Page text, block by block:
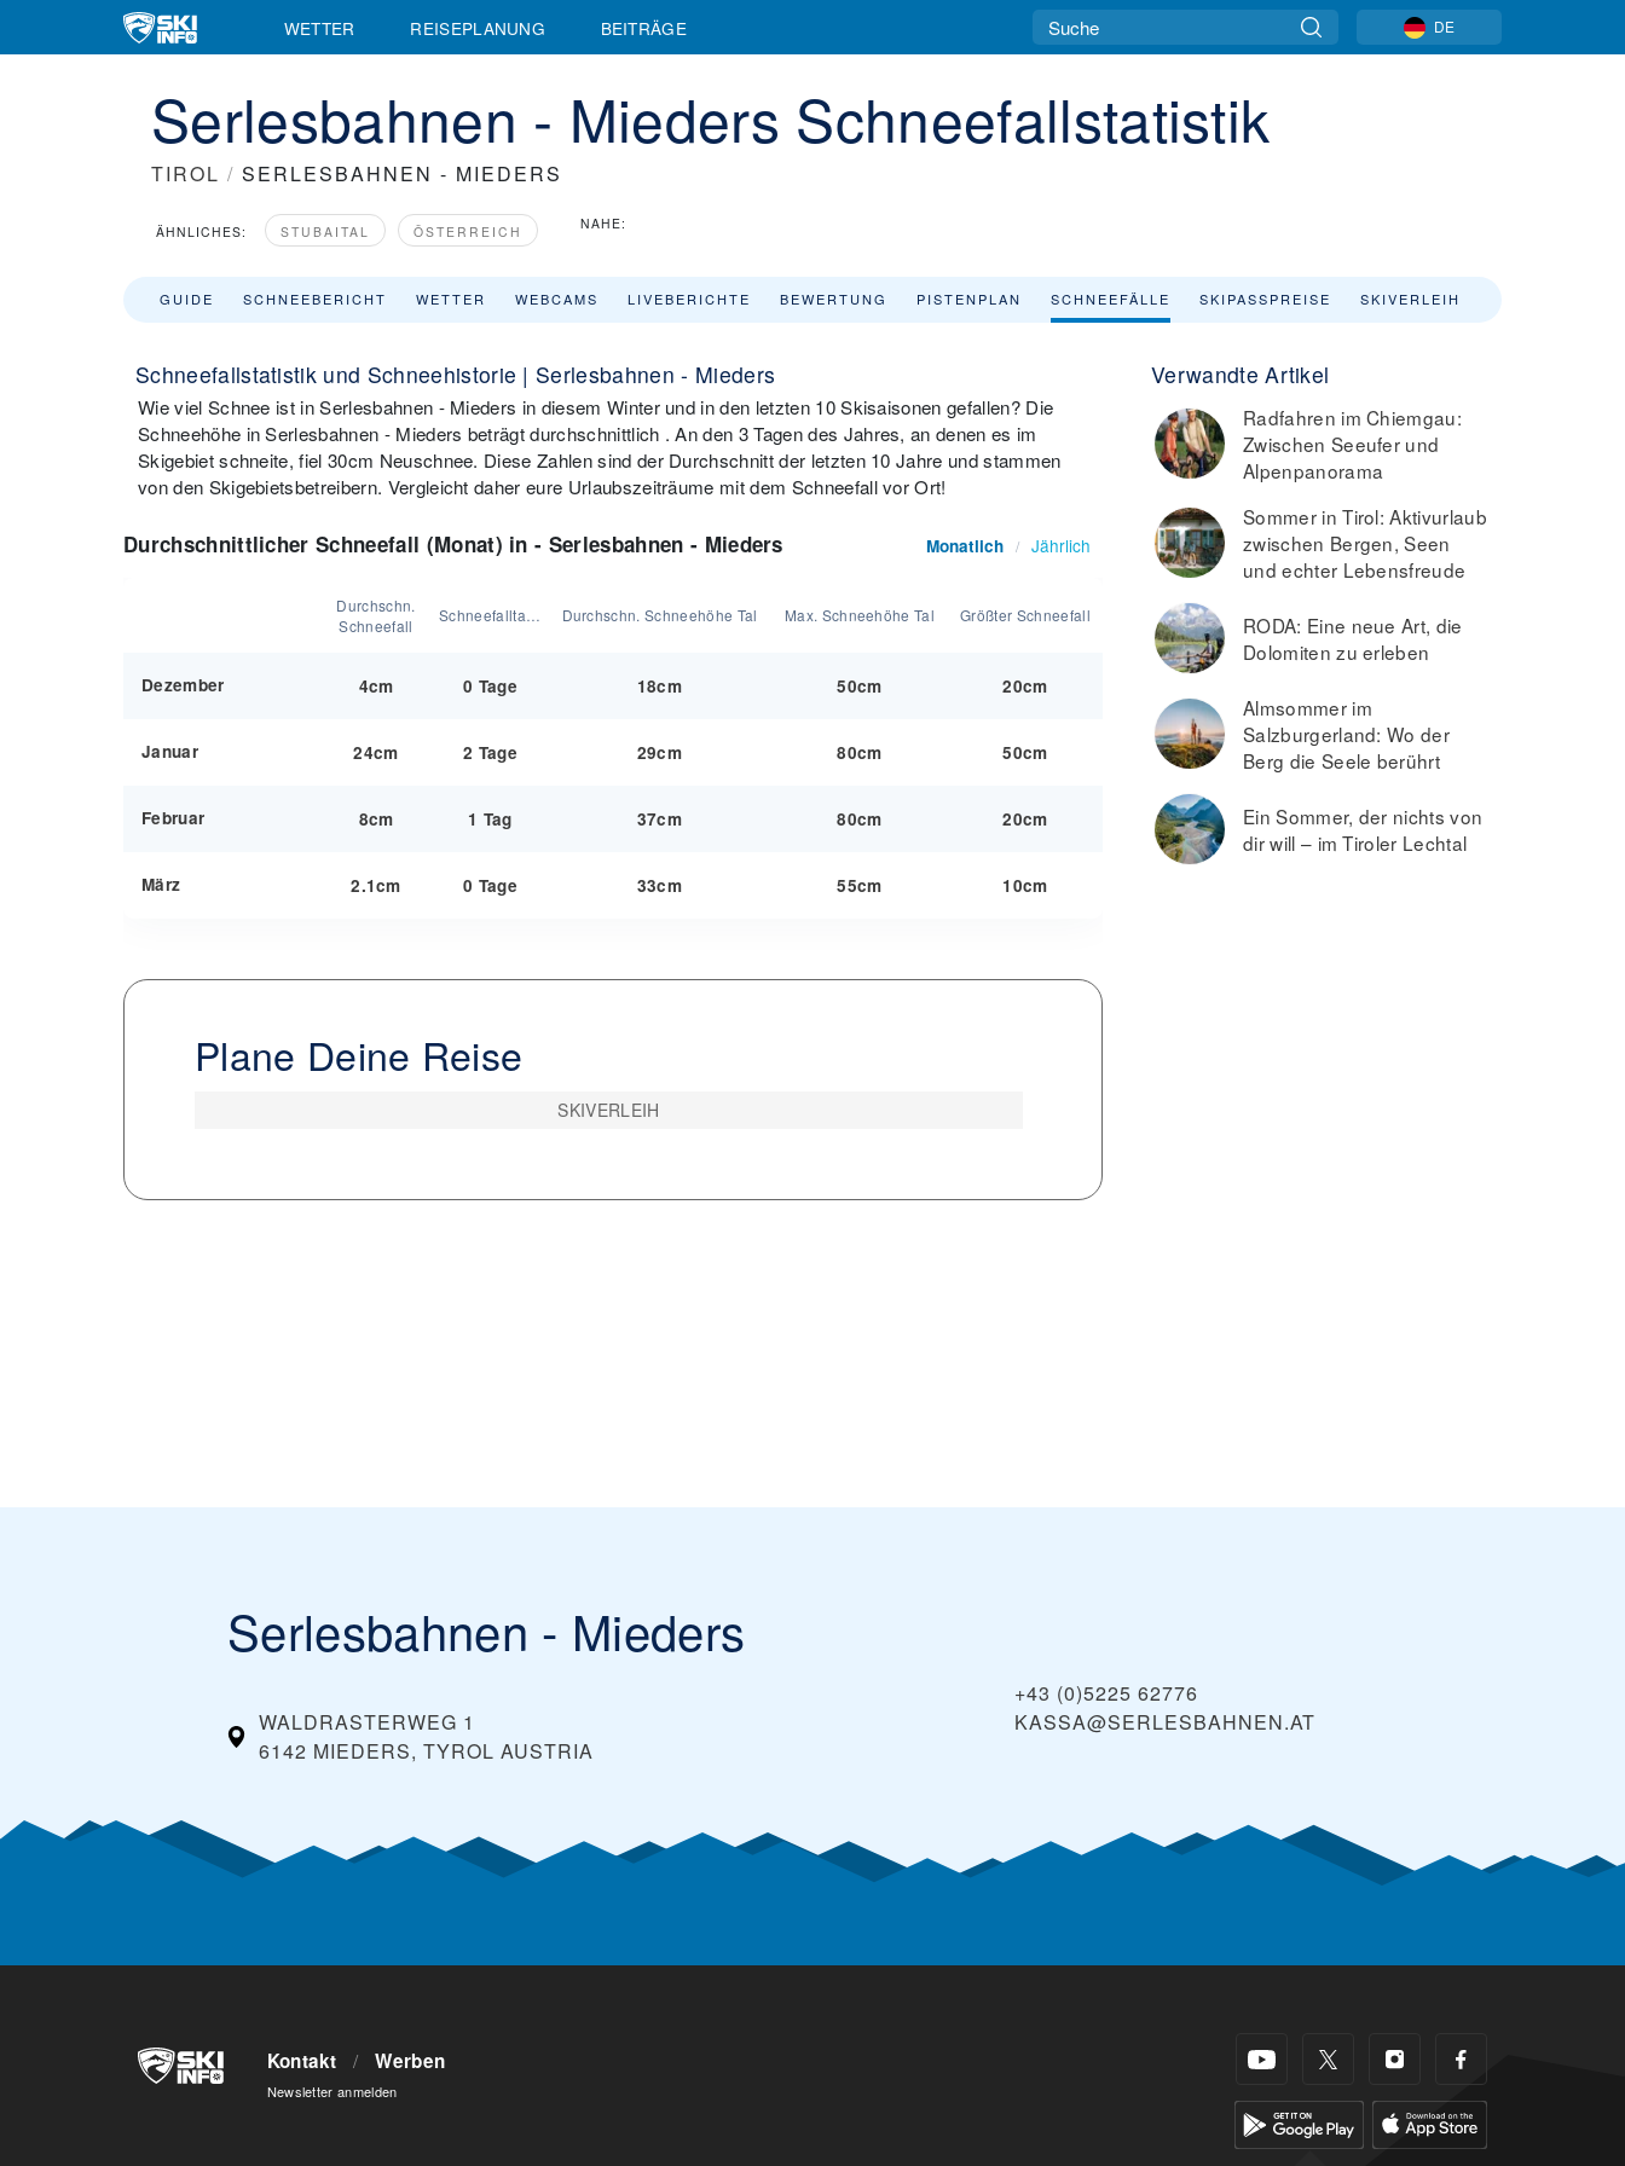
WETTER REISEPLANUNG BEITRÄGE DE
Serlesbahnen - Mieders Schneefallstatistik
TIROL / SERLESBAHNEN - MIEDERS
ÄHNLICHES: STUBAITAL ÖSTERREICH NAHE:
GUIDE SCHNEEBERICHT WETTER WEBCAMS LIVEBERICHTE BEWERTUNG PISTENPLAN SCHNEEFÄLLE SKIPASSPREISE SKIVERLEIH
Schneefallstatistik und Schneehistorie | Serlesbahnen - Mieders
Wie viel Schnee ist in Serlesbahnen - Mieders in diesem Winter und in den letzten 10 Skisaisonen gefallen? Die
Schneehöhe in Serlesbahnen - Mieders beträgt durchschnittlich . An den 3 Tagen des Jahres, an denen es im
Skigebiet schneite, fiel 30cm Neuschnee. Diese Zahlen sind der Durchschnitt der letzten 10 Jahre und stammen
von den Skigebietsbetreibern. Vergleicht daher eure Urlaubszeiträume mit dem Schneefall vor Ort!
Durchschnittlicher Schneefall (Monat) in - Serlesbahnen - Mieders Monatlich / Jährlich
Durchschn.
Schneefall
Schneefalltage: Durchschn. Schneehöhe Tal Max. Schneehöhe Tal Größter Schneefall
Dezember 4cm 0 Tage 18cm 50cm 20cm
Januar 24cm 2 Tage 29cm 80cm 50cm
Februar 8cm 1 Tag 37cm 80cm 20cm
März 2.1cm 0 Tage 33cm 55cm 10cm
Plane Deine Reise
SKIVERLEIH
Verwandte Artikel
Radfahren im Chiemgau:
Zwischen Seeufer und
Alpenpanorama
Sommer in Tirol: Aktivurlaub
zwischen Bergen, Seen
und echter Lebensfreude
RODA: Eine neue Art, die
Dolomiten zu erleben
Almsommer im
Salzburgerland: Wo der
Berg die Seele berührt
Ein Sommer, der nichts von
dir will – im Tiroler Lechtal
Serlesbahnen - Mieders
WALDRASTERWEG 1
6142 MIEDERS, TYROL AUSTRIA
+43 (0)5225 62776
KASSA@SERLESBAHNEN.AT
Kontakt / Werben
Newsletter anmelden